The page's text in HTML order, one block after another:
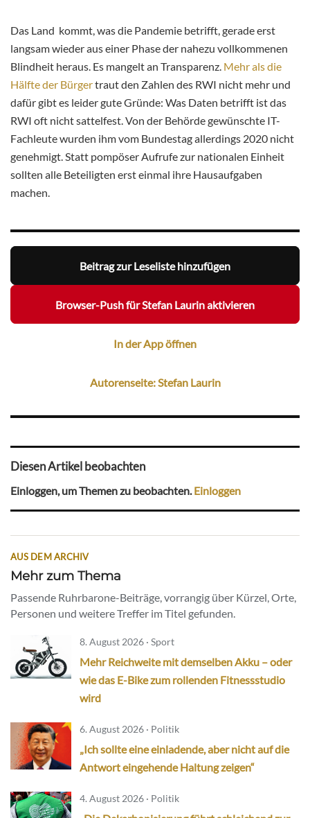
Das Land kommt, was die Pandemie betrifft, gerade erst
langsam wieder aus einer Phase der nahezu vollkommenen
Blindheit heraus. Es mangelt an Transparenz. Mehr als die
Hälfte der Bürgertraut den Zahlen des RWI nicht mehr und
dafür gibt es leider gute Gründe: Was Daten betrifft ist das
RWI oft nicht sattelfest. Von der Behörde gewünschte IT-
Fachleute wurden ihm vom Bundestag allerdings 2020 nicht
genehmigt. Statt pompöser Aufrufe zur nationalen Einheit
sollten alle Beteiligten erst einmal ihre Hausaufgaben
machen.
Beitrag zur Leseliste hinzufügen
Browser-Push für Stefan Laurin aktivieren
In der App öffnen
Autorenseite: Stefan Laurin
Diesen Artikel beobachten
Einloggen, um Themen zu beobachten.Einloggen
AUS DEM ARCHIV
Mehr zum Thema
Passende Ruhrbarone-Beiträge, vorrangig über Kürzel, Orte,
Personen und weitere Treffer im Titel gefunden.
8. August 2026 · Sport
Mehr Reichweite mit demselben Akku – oder
wie das E-Bike zum rollenden Fitnessstudio
wird
6. August 2026 · Politik
„Ich sollte eine einladende, aber nicht auf die
Antwort eingehende Haltung zeigen“
4. August 2026 · Politik